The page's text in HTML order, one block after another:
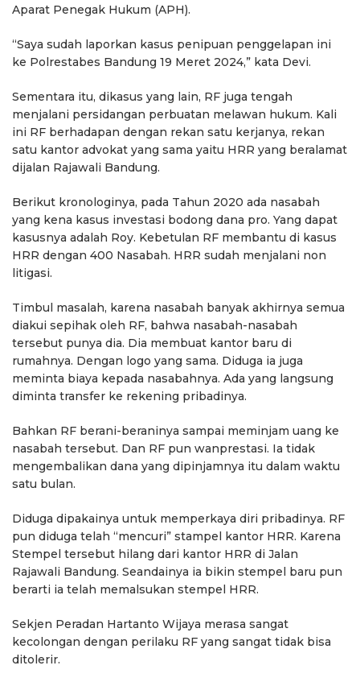
Aparat Penegak Hukum (APH).
“Saya sudah laporkan kasus penipuan penggelapan ini
ke Polrestabes Bandung 19 Meret 2024,” kata Devi.
Sementara itu, dikasus yang lain, RF juga tengah
menjalani persidangan perbuatan melawan hukum. Kali
ini RF berhadapan dengan rekan satu kerjanya, rekan
satu kantor advokat yang sama yaitu HRR yang beralamat
dijalan Rajawali Bandung.
Berikut kronologinya, pada Tahun 2020 ada nasabah
yang kena kasus investasi bodong dana pro. Yang dapat
kasusnya adalah Roy. Kebetulan RF membantu di kasus
HRR dengan 400 Nasabah. HRR sudah menjalani non
litigasi.
Timbul masalah, karena nasabah banyak akhirnya semua
diakui sepihak oleh RF, bahwa nasabah-nasabah
tersebut punya dia. Dia membuat kantor baru di
rumahnya. Dengan logo yang sama. Diduga ia juga
meminta biaya kepada nasabahnya. Ada yang langsung
diminta transfer ke rekening pribadinya.
Bahkan RF berani-beraninya sampai meminjam uang ke
nasabah tersebut. Dan RF pun wanprestasi. Ia tidak
mengembalikan dana yang dipinjamnya itu dalam waktu
satu bulan.
Diduga dipakainya untuk memperkaya diri pribadinya. RF
pun diduga telah “mencuri” stampel kantor HRR. Karena
Stempel tersebut hilang dari kantor HRR di Jalan
Rajawali Bandung. Seandainya ia bikin stempel baru pun
berarti ia telah memalsukan stempel HRR.
Sekjen Peradan Hartanto Wijaya merasa sangat
kecolongan dengan perilaku RF yang sangat tidak bisa
ditolerir.